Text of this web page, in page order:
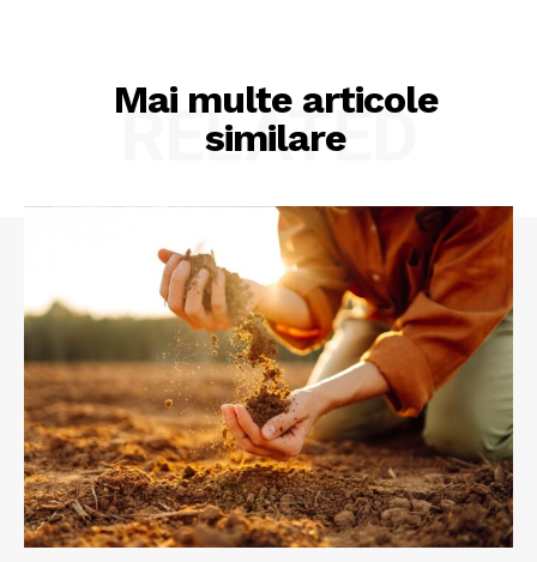
Mai multe articole
similare
RELATED